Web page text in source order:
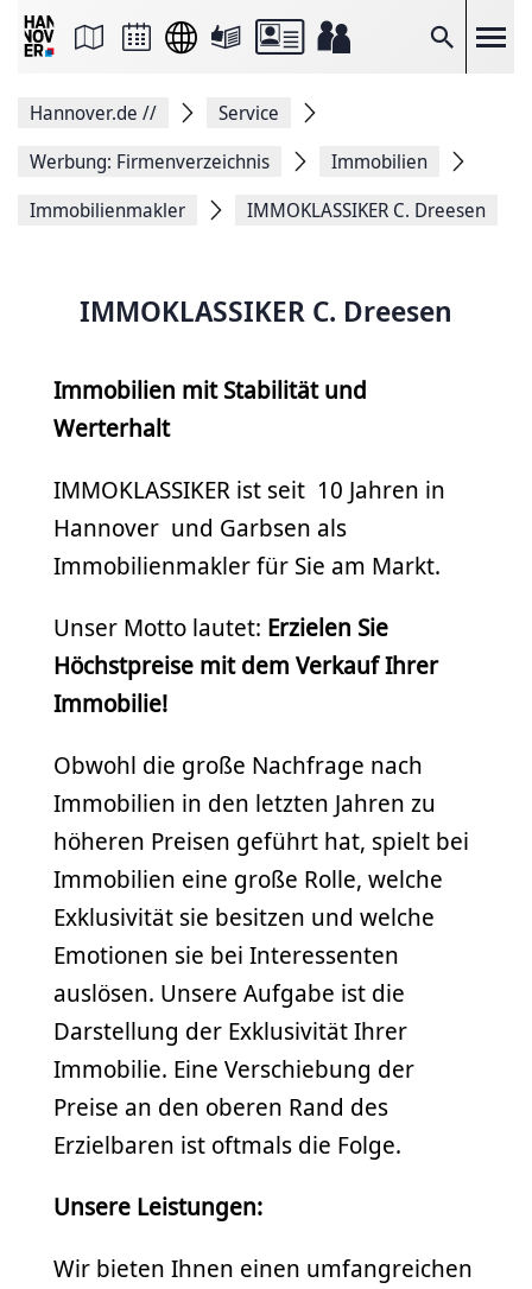
Suche
Seite
Facebook
teilen
Seitenlink
Hannover.de //
Service
Werbung: Firmenverzeichnis
Immobilien
Immobilienmakler
IMMOKLASSIKER C. Dreesen
IMMOKLASSIKER C. Dreesen
Immobilien mit Stabilität und
Werterhalt
IMMOKLASSIKER ist seit 10 Jahren in
Hannover und Garbsen als
Immobilienmakler für Sie am Markt.
Unser Motto lautet: Erzielen Sie
Höchstpreise mit dem Verkauf Ihrer
Immobilie!
Obwohl die große Nachfrage nach
Immobilien in den letzten Jahren zu
höheren Preisen geführt hat, spielt bei
Immobilien eine große Rolle, welche
Exklusivität sie besitzen und welche
Emotionen sie bei Interessenten
auslösen. Unsere Aufgabe ist die
Darstellung der Exklusivität Ihrer
Immobilie. Eine Verschiebung der
Preise an den oberen Rand des
Erzielbaren ist oftmals die Folge.
Unsere Leistungen:
Wir bieten Ihnen einen umfangreichen